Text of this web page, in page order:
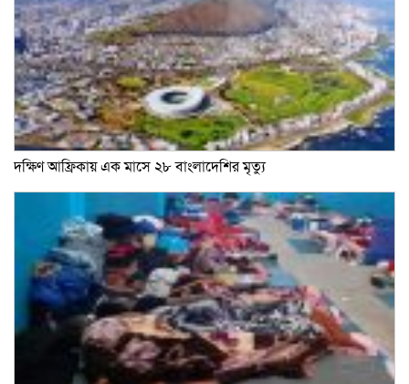
দক্ষিণ আফ্রিকায় এক মাসে ২৮ বাংলাদেশির মৃত্যু